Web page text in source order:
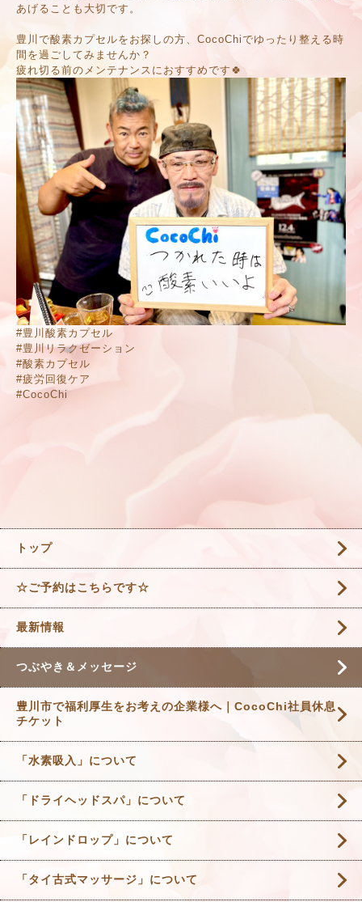
あげることも大切です。
豊川で酸素カプセルをお探しの方、CocoChiでゆったり整える時
間を過ごしてみませんか？
疲れ切る前のメンテナンスにおすすめです🍀
#豊川酸素カプセル
#豊川リラクゼーション
#酸素カプセル
#疲労回復ケア
#CocoChi
トップ
☆ご予約はこちらです☆
最新情報
つぶやき＆メッセージ
豊川市で福利厚生をお考えの企業様へ｜CocoChi社員休息
チケット
「水素吸入」について
「ドライヘッドスパ」について
「レインドロップ」について
「タイ古式マッサージ」について